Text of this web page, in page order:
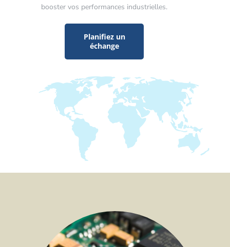
booster vos performances industrielles.
Planifiez un
échange